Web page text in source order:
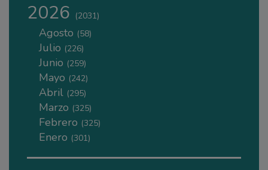
2026 (2031)
Agosto (58)
Julio (226)
Junio (259)
Mayo (242)
Abril (295)
Marzo (325)
Febrero (325)
Enero (301)